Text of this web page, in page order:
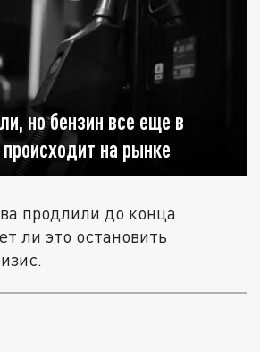
но бензин все еще в
на рынке
продлили до конца
ли это остановить